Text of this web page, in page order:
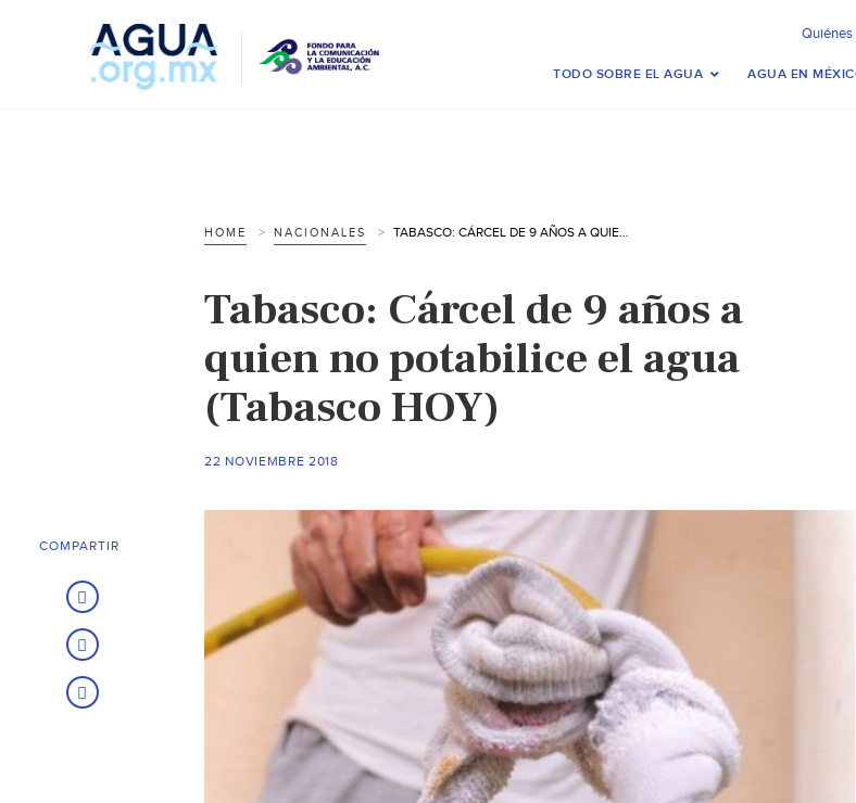
Quiénes
TODO SOBRE EL AGUA AGUA EN
HOME NACIONALES TABASCO: CÁRCEL DE 9 AÑOS A QUIEN NO POTABILICE EL AGUA (TABASCO HOY)
Tabasco: Cárcel de 9 años a
quien no potabilice el agua
(Tabasco HOY)
22 NOVIEMBRE 2018
COMPARTIR